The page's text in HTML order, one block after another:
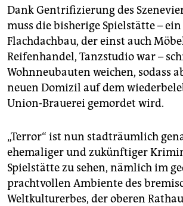
Dank Gentrifizierung des
muss die bisherige Spielstätte –
Flachdachbau, der einst auch
Reifenhandel, Tanzstudio war –
Wohnneubauten weichen, sodass
neuen Domizil auf dem
Union-Brauerei gemordet wird.
„Terror“ ist nun stadträumlich
ehemaliger und zukünftiger
Spielstätte zu sehen, nämlich im
prachtvollen Ambiente des
Weltkulturerbes, der oberen